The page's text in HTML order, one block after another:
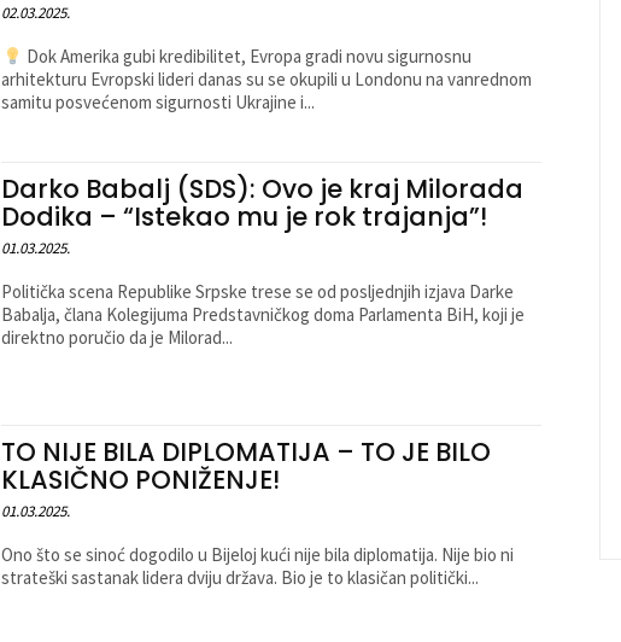
02.03.2025.
Dok Amerika gubi kredibilitet, Evropa gradi novu sigurnosnu
arhitekturu Evropski lideri danas su se okupili u Londonu na vanrednom
samitu posvećenom sigurnosti Ukrajine i...
Darko Babalj (SDS): Ovo je kraj Milorada
Dodika – “Istekao mu je rok trajanja”!
01.03.2025.
Politička scena Republike Srpske trese se od posljednjih izjava Darke
Babalja, člana Kolegijuma Predstavničkog doma Parlamenta BiH, koji je
direktno poručio da je Milorad...
TO NIJE BILA DIPLOMATIJA – TO JE BILO
KLASIČNO PONIŽENJE!
01.03.2025.
Ono što se sinoć dogodilo u Bijeloj kući nije bila diplomatija. Nije bio ni
strateški sastanak lidera dviju država. Bio je to klasičan politički...